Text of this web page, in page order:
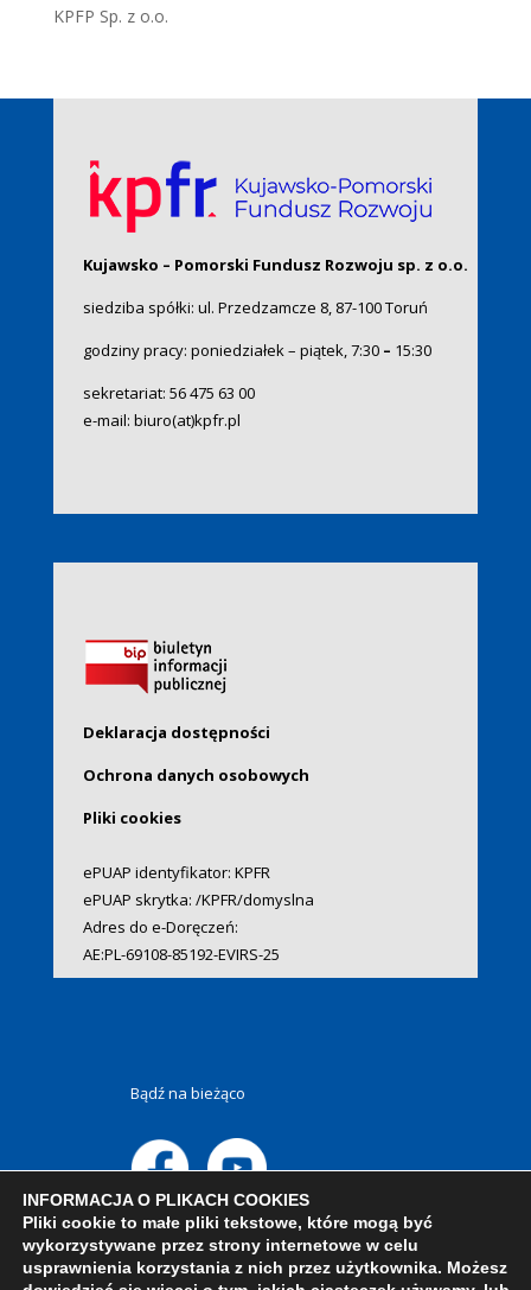
KPFP Sp. z o.o.
Kujawsko – Pomorski Fundusz Rozwoju sp. z o.o.
siedziba spółki: ul. Przedzamcze 8, 87-100 Toruń
godziny pracy: poniedziałek – piątek, 7:30– 15:30
sekretariat: 56 475 63 00
e-mail: biuro(at)kpfr.pl
Deklaracja dostępności
Ochrona danych osobowych
Pliki cookies
ePUAP identyfikator: KPFR
ePUAP skrytka: /KPFR/domyslna
Adres do e-Doręczeń:
AE:PL-69108-85192-EVIRS-25
Bądź na bieżąco
INFORMACJA O PLIKACH COOKIES
Pliki cookie to małe pliki tekstowe, które mogą być
wykorzystywane przez strony internetowe w celu
usprawnienia korzystania z nich przez użytkownika. Możesz